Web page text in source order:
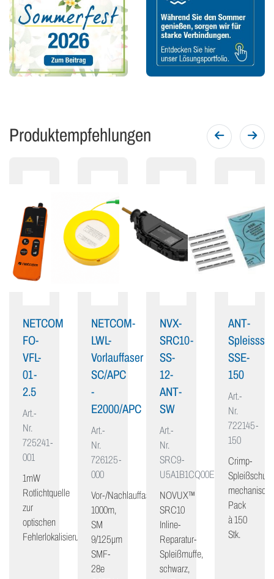
Produktempfehlungen
NETCOM
FO-
VFL-
01-
2.5
Art.-
Nr.
725241-
001
1mW
Rotlichtquelle
zur
optischen
Fehlerlokalisierung
NETCOM-
LWL-
Vorlauffaser
SC/APC
-
E2000/APC
Art.-
Nr.
726125-
000
Vor-/Nachlauffaser
1000m,
SM
9/125μm
SMF-
28e
NVX-
SRC10-
SS-
12-
ANT-
SW
Art.-
Nr.
SRC9-
U5A1B1CQ00E
NOVUX™
SRC10
Inline-
Reparatur-
Spleißmuffe,
schwarz,
ANT-
SSE-
150
Art.-
Nr.
722145-
150
Crimp-
Spleißschutz,
mechanisch,
Pack
à 150
Stk.